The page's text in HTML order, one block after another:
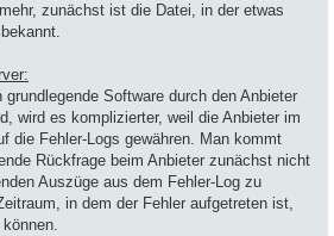
zunächst ist die Datei, in der etwas
Software durch den Anbieter
wird es komplizierter, weil die Anbieter im
die Fehler-Logs gewähren. Man kommt
Rückfrage beim Anbieter zunächst nicht
Auszüge aus dem Fehler-Log zu
in dem der Fehler aufgetreten ist,